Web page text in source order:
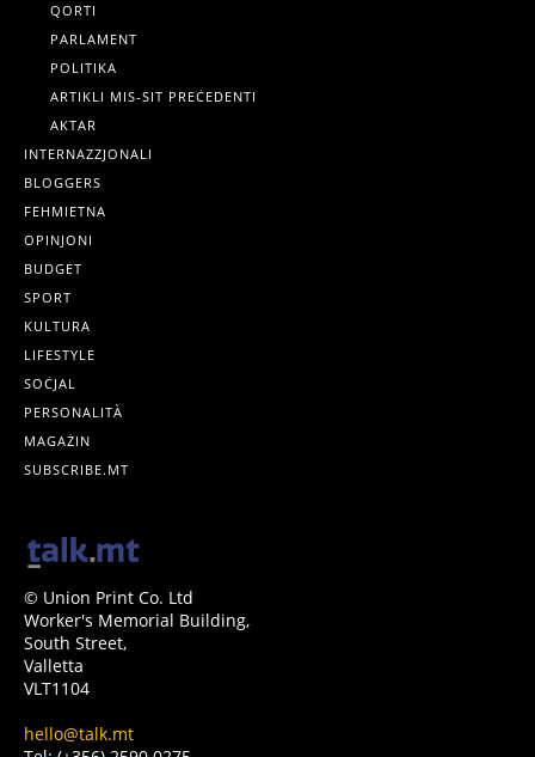
QORTI
PARLAMENT
POLITIKA
ARTIKLI MIS-SIT PREĊEDENTI
AKTAR
INTERNAZZJONALI
BLOGGERS
FEHMIETNA
OPINJONI
BUDGET
SPORT
KULTURA
LIFESTYLE
SOĊJAL
PERSONALITÀ
MAGAŻIN
SUBSCRIBE.MT
© Union Print Co. Ltd
Worker's Memorial Building,
South Street,
Valletta
VLT1104
hello@talk.mt